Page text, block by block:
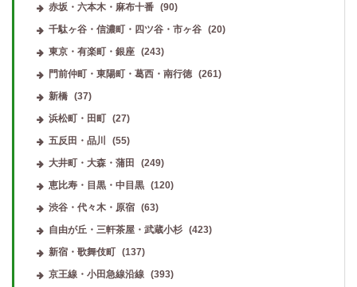
赤坂・六本木・麻布十番
(90)
千駄ヶ谷・信濃町・四ツ谷・市ヶ谷
(20)
東京・有楽町・銀座
(243)
門前仲町・東陽町・葛西・南行徳
(261)
新橋
(37)
浜松町・田町
(27)
五反田・品川
(55)
大井町・大森・蒲田
(249)
恵比寿・目黒・中目黒
(120)
渋谷・代々木・原宿
(63)
自由が丘・三軒茶屋・武蔵小杉
(423)
新宿・歌舞伎町
(137)
京王線・小田急線沿線
(393)